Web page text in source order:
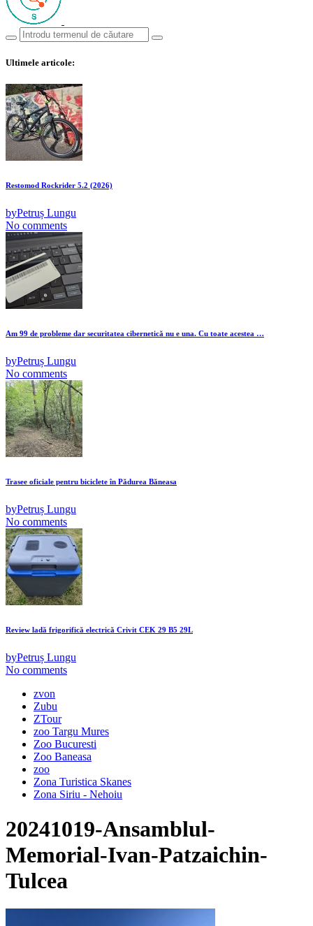
Ultimele articole:
Restomod Rockrider 5.2 (2026)
byPetruș Lungu
No comments
Am 99 de probleme dar securitatea cibernetică nu e una. Cu toate acestea …
byPetruș Lungu
No comments
Trasee oficiale pentru biciclete în Pădurea Băneasa
byPetruș Lungu
No comments
Review ladă frigorifică electrică Crivit CEK 29 B5 29L
byPetruș Lungu
No comments
zvon
Zubu
ZTour
zoo Targu Mures
Zoo Bucuresti
Zoo Baneasa
zoo
Zona Turistica Skanes
Zona Siriu - Nehoiu
20241019-Ansamblul-
Memorial-Ivan-Patzaichin-
Tulcea